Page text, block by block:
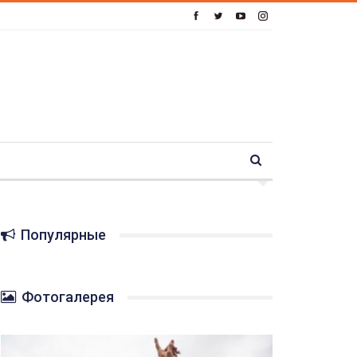
Популярные
Фотогалерея